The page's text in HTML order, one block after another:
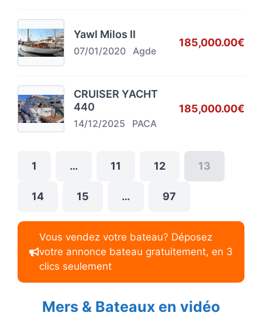
Yawl Milos II
07/01/2020 Agde
185,000.00€
CRUISER YACHT
440
14/12/2025 PACA
185,000.00€
1 … 11 12 13
14 15 … 97
Vous vendez votre bateau? Déposez
votre annonce bateau gratuitement, en 3
clics seulement
Mers & Bateaux en vidéo